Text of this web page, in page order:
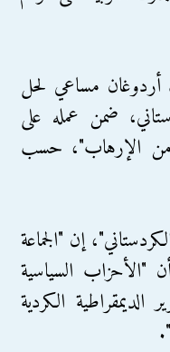
مساعي لحل
ضمن عمله على
من الإرهاب"، حسب
إن "الجماعة
"الأحزاب السياسية
الديمقراطية الكردية